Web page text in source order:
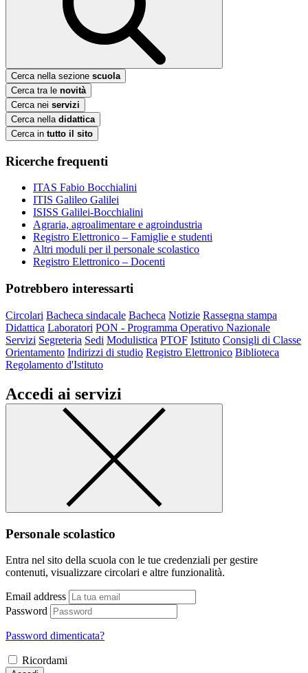
Cerca nella sezione scuola
Cerca tra le novità
Cerca nei servizi
Cerca nella didattica
Cerca in tutto il sito
Ricerche frequenti
ITAS Fabio Bocchialini
ITIS Galileo Galilei
ISISS Galilei-Bocchialini
Agraria, agroalimentare e agroindustria
Registro Elettronico – Famiglie e studenti
Altri moduli per il personale scolastico
Registro Elettronico – Docenti
Potrebbero interessarti
Circolari Bacheca sindacale Bacheca Notizie Rassegna stampa
Didattica Laboratori PON - Programma Operativo Nazionale
Servizi Segreteria Sedi Modulistica PTOF Istituto Consigli di Classe
Orientamento Indirizzi di studio Registro Elettronico Biblioteca
Regolamento d'Istituto
Accedi ai servizi
Personale scolastico
Entra nel sito della scuola con le tue credenziali per gestire
contenuti, visualizzare circolari e altre funzionalità.
Email address
Password
Password dimenticata?
Ricordami